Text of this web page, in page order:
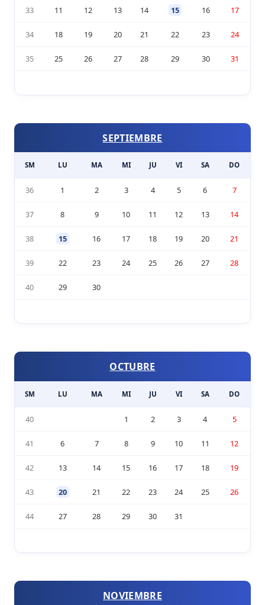
33 11 12 13 14 15 16 17
34 18 19 20 21 22 23 24
35 25 26 27 28 29 30 31
SEPTIEMBRE
SM LU MA MI JU VI SA DO
36 1 2 3 4 5 6 7
37 8 9 10 11 12 13 14
38 15 16 17 18 19 20 21
39 22 23 24 25 26 27 28
40 29 30
OCTUBRE
SM LU MA MI JU VI SA DO
40 1 2 3 4 5
41 6 7 8 9 10 11 12
42 13 14 15 16 17 18 19
43 20 21 22 23 24 25 26
44 27 28 29 30 31
NOVIEMBRE